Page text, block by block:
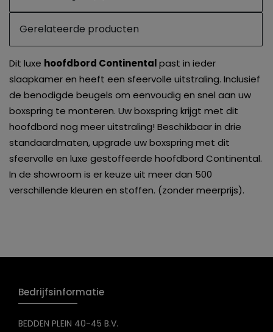
Gerelateerde producten
Dit luxe hoofdbord Continentalpast in ieder
slaapkamer en heeft een sfeervolle uitstraling. Inclusief
de benodigde beugels om eenvoudig en snel aan uw
boxspring te monteren. Uw boxspring krijgt met dit
hoofdbord nog meer uitstraling! Beschikbaar in drie
standaardmaten, upgrade uw boxspring met dit
sfeervolle en luxe gestoffeerde hoofdbord Continental.
In de showroom is er keuze uit meer dan 500
verschillende kleuren en stoffen. (zonder meerprijs).
Bedrijfsinformatie
BEDDEN PLEIN 40-45 B.V.